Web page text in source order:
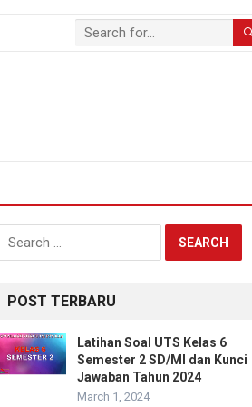
Search
for:
POST TERBARU
Latihan Soal UTS Kelas 6
Semester 2 SD/MI dan Kunci
Jawaban Tahun 2024
March 1, 2024